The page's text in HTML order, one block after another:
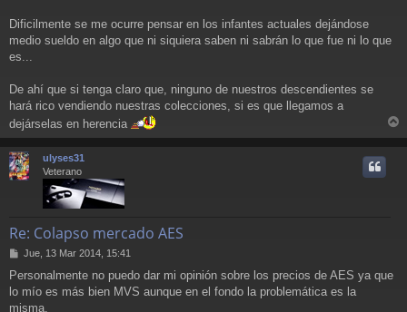
Dificilmente se me ocurre pensar en los infantes actuales dejándose
medio sueldo en algo que ni siquiera saben ni sabrán lo que fue ni lo que
es...
De ahí que si tenga claro que, ninguno de nuestros descendientes se
hará rico vendiendo nuestras colecciones, si es que llegamos a
dejárselas en herencia
r
ulyses31
Veterano
Re: Colapso mercado AES
M
n
s
a
Jue, 13 Mar 2014, 15:41
Personalmente no puedo dar mi opinión sobre los precios de AES ya que
lo mío es más bien MVS aunque en el fondo la problemática es la
misma.